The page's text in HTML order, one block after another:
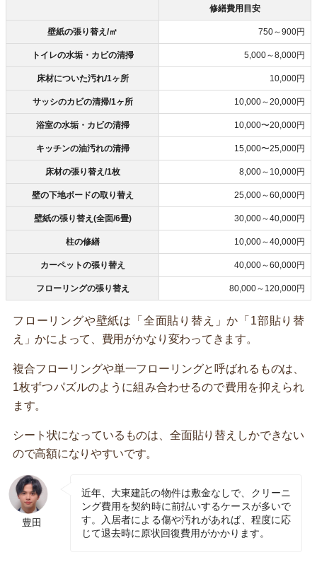
修繕費用目安
壁紙の張り替え/㎡ 750～900円
トイレの水垢・カビの清掃 5,000～8,000円
床材についた汚れ/1ヶ所 10,000円
サッシのカビの清掃/1ヶ所 10,000～20,000円
浴室の水垢・カビの清掃 10,000〜20,000円
キッチンの油汚れの清掃 15,000〜25,000円
床材の張り替え/1枚 8,000～10,000円
壁の下地ボードの取り替え 25,000～60,000円
壁紙の張り替え(全面/6畳) 30,000～40,000円
柱の修繕 10,000～40,000円
カーペットの張り替え 40,000～60,000円
フローリングの張り替え 80,000～120,000円
フローリングや壁紙は「全面貼り替え」か「1部貼り替
え」かによって、費用がかなり変わってきます。
複合フローリングや単一フローリングと呼ばれるものは、
1枚ずつパズルのように組み合わせるので費用を抑えられ
ます。
シート状になっているものは、全面貼り替えしかできない
ので高額になりやすいです。
豊田
近年、大東建託の物件は敷金なしで、クリーニ
ング費用を契約時に前払いするケースが多いで
す。入居者による傷や汚れがあれば、程度に応
じて退去時に原状回復費用がかかります。